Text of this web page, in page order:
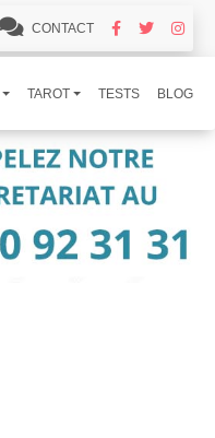
CONTACT
TAROT TESTS BLOG